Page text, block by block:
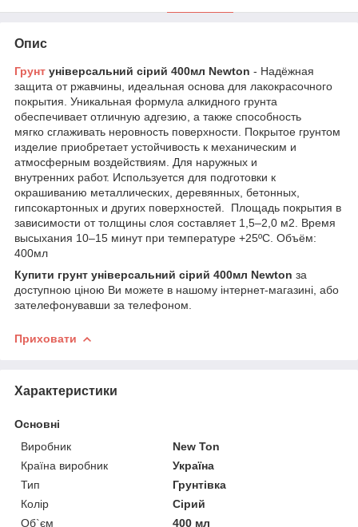
Опис
Грунт універсальний сірий 400мл Newton - Надёжная
защита от ржавчины, идеальная основа для лакокрасочного
покрытия. Уникальная формула алкидного грунта
обеспечивает отличную адгезию, а также способность
мягко сглаживать неровность поверхности. Покрытое грунтом
изделие приобретает устойчивость к механическим и
атмосферным воздействиям. Для наружных и
внутренних работ. Используется для подготовки к
окрашиванию металлических, деревянных, бетонных,
гипсокартонных и других поверхностей. Площадь покрытия в
зависимости от толщины слоя составляет 1,5–2,0 м2. Время
высыхания 10–15 минут при температуре +25ºС. Объём:
400мл
Купити грунт універсальний сірий 400мл Newton за
доступною ціною Ви можете в нашому інтернет-магазині, або
зателефонувавши за телефоном.
Приховати
Характеристики
Основні
Виробник
New Ton
Країна виробник
Україна
Тип
Грунтівка
Колір
Сірий
Об`єм
400 мл